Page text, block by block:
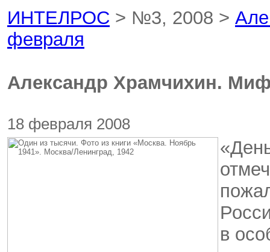
ИНТЕЛРОС > №3, 2008 >
февраля
Александр Храмчихин.
18 февраля 2008
в